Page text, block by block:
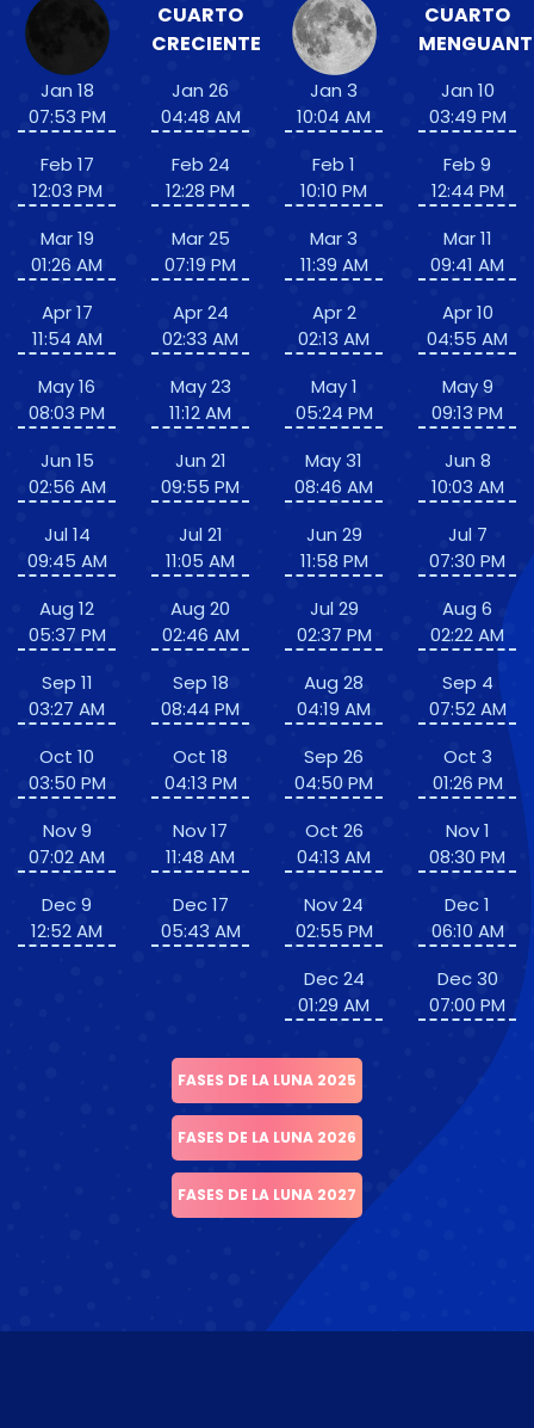
Jan 18
07:53 PM
Feb 17
12:03 PM
Mar 19
01:26 AM
Apr 17
11:54 AM
May 16
08:03 PM
Jun 15
02:56 AM
Jul 14
09:45 AM
Aug 12
05:37 PM
Sep 11
03:27 AM
Oct 10
03:50 PM
Nov 9
07:02 AM
Dec 9
12:52 AM
CUARTO
CRECIENTE
Jan 26
04:48 AM
Feb 24
12:28 PM
Mar 25
07:19 PM
Apr 24
02:33 AM
May 23
11:12 AM
Jun 21
09:55 PM
Jul 21
11:05 AM
Aug 20
02:46 AM
Sep 18
08:44 PM
Oct 18
04:13 PM
Nov 17
11:48 AM
Dec 17
05:43 AM
Jan 3
10:04 AM
Feb 1
10:10 PM
Mar 3
11:39 AM
Apr 2
02:13 AM
May 1
05:24 PM
May 31
08:46 AM
Jun 29
11:58 PM
Jul 29
02:37 PM
Aug 28
04:19 AM
Sep 26
04:50 PM
Oct 26
04:13 AM
Nov 24
02:55 PM
Dec 24
01:29 AM
CUARTO
Jan 10
03:49 PM
Feb 9
12:44 PM
Mar 11
09:41 AM
Apr 10
04:55 AM
May 9
09:13 PM
Jun 8
10:03 AM
Jul 7
07:30 PM
Aug 6
02:22 AM
Sep 4
07:52 AM
Oct 3
01:26 PM
Nov 1
08:30 PM
Dec 1
06:10 AM
Dec 30
07:00 PM
FASES DE LA LUNA 2025
FASES DE LA LUNA 2026
FASES DE LA LUNA 2027